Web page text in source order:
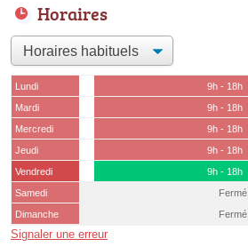
Horaires
Lundi
9h - 18h
Mardi
9h - 18h
Mercredi
9h - 18h
Jeudi
9h - 18h
Vendredi
9h - 18h
Samedi
Fermé
Dimanche
Fermé
Signaler une erreur